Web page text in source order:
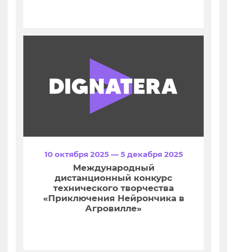
10 октября 2025 — 5 декабря 2025
Международный
дистанционный конкурс
технического творчества
«Приключения Нейрончика в
Агровилле»